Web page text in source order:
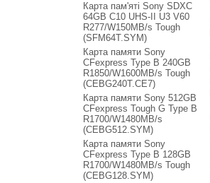
Карта пам'яті Sony SDXC
64GB C10 UHS-II U3 V60
R277/W150MB/s Tough
(SFM64T.SYM)
Карта памяти Sony
CFexpress Type B 240GB
R1850/W1600MB/s Tough
(CEBG240T.CE7)
Карта памяти Sony 512GB
CFexpress Tough G Type B
R1700/W1480MB/s
(CEBG512.SYM)
Карта памяти Sony
CFexpress Type B 128GB
R1700/W1480MB/s Tough
(CEBG128.SYM)